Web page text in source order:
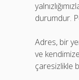
durumdur.
Adres, bir
ve
çaresizlikle